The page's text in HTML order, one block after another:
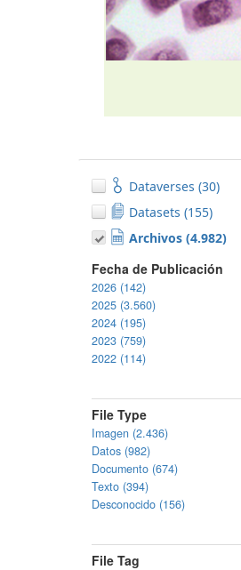
Dataverses (30)
Datasets (155)
Archivos (4.982)
Fecha de Publicación
2026 (142)
2025 (3.560)
2024 (195)
2023 (759)
2022 (114)
File Type
Imagen (2.436)
Datos (982)
Documento (674)
Texto (394)
Desconocido (156)
File Tag